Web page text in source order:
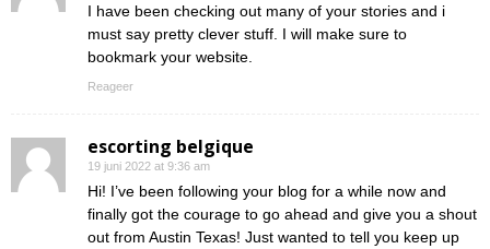
I have been checking out many of your stories and i
must say pretty clever stuff. I will make sure to
bookmark your website.
Reageer
escorting belgique
19 juni 2022 at 9:36 am
Hi! I’ve been following your blog for a while now and
finally got the courage to go ahead and give you a shout
out from Austin Texas! Just wanted to tell you keep up